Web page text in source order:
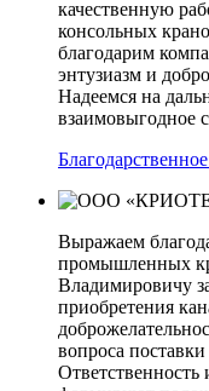
качественную
консольных
благодарим
энтузиазм и
Надеемся на
взаимовыгодное
Выражаем
промышленных
Владимировичу
приобретения
вопроса
Ответственность